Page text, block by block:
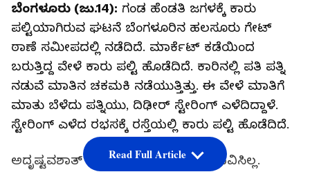
ಬೆಂಗಳೂರು (ಜು.14): ಗಂಡ ಹೆಂಡತಿ ಜಗಳಕ್ಕೆ ಕಾರು
ಪಲ್ಟಿಯಾಗಿರುವ ಘಟನೆ ಬೆಂಗಳೂರಿನ ಹಲಸೂರು ಗೇಟ್
ಠಾಣೆ ಸಮೀಪದಲ್ಲಿ ನಡೆದಿದೆ. ಮಾರ್ಕೆಟ್ ಕಡೆಯಿಂದ
ಬರುತ್ತಿದ್ದ ವೇಳೆ ಕಾರು ಪಲ್ಟಿ ಹೊಡೆದಿದೆ. ಕಾರಿನಲ್ಲಿ ಪತಿ ಪತ್ನಿ
ನಡುವೆ ಮಾತಿನ ಚಕಮಕಿ ನಡೆಯುತ್ತಿತ್ತು. ಈ ವೇಳೆ ಮಾತಿಗೆ
ಮಾತು ಬೆಳೆದು ಪತ್ನಿಯು, ದಿಢೀರ್‌ ಸ್ಟೇರಿಂಗ್ ಎಳೆದಿದ್ದಾಳೆ.
ಸ್ಟೇರಿಂಗ್ ಎಳೆದ ರಭಸಕ್ಕೆ ರಸ್ತೆಯಲ್ಲಿ ಕಾರು ಪಲ್ಟಿ ಹೊಡೆದಿದೆ.
ಅದೃಷ್ಟವಶಾತ್ ಯಾವುದೇ ಪ್ರಾಣಹಾನಿ ಸಂಭವಿಸಿಲ್ಲ.
Read Full Article